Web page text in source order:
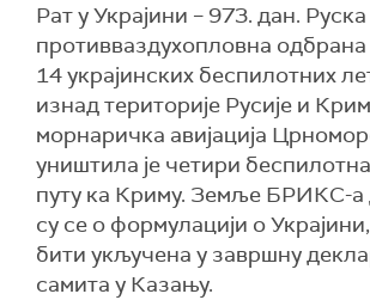
Рат у Украјини – 973. дан. Руска
противваздухопловна одбрана
14 украјинских беспилотних
изнад територије Русије и
морнаричка авијација
уништила је четири
путу ка Криму. Земље БРИКС-а
су се о формулацији о
бити укључена у завршну
самита у Казању.